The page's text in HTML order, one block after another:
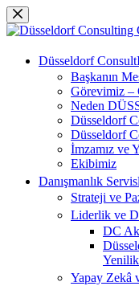
Skip
to
Düsseldorf
Başkanın
Görevimiz –
Neden
Düsseldorf
Düsseldorf
İmzamız ve
Ekibimiz
Danışmanlık
Strateji ve
Liderlik ve
DC
Yapay Zekâ